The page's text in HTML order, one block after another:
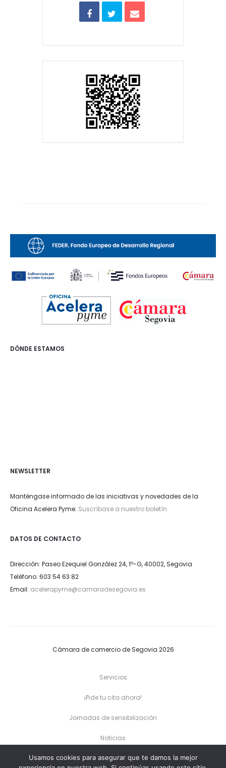
DÓNDE ESTAMOS
NEWSLETTER
Manténgase informado de las iniciativas y novedades de la
Oficina Acelera Pyme. Suscríbase a nuestro boletín
DATOS DE CONTACTO
Dirección: Paseo Ezequiel González 24, 1º-G, 40002, Segovia
Teléfono: 603 54 63 82
Email: acelerapyme@camaradesegovia.es
Cámara de comercio de Segovia 2026
Servicios
¡Pide tu cita ahora!
Jornadas de sensibilización
Noticias
Contacto
Usamos cookies para asegurar que te damos la mejor